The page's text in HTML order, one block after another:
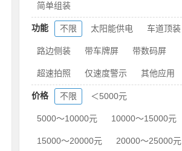
简单组装
功能 不限 太阳能供电 车道顶装
路边侧装 带车牌屏 带数码屏
超速拍照 仅速度警示 其他应用
价格 不限 ＜5000元
5000～10000元 10000～15000元
15000～20000元 20000～25000元